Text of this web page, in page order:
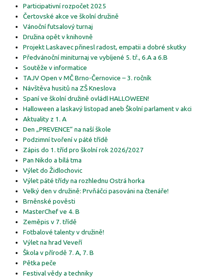
Participativní rozpočet 2025
Čertovské akce ve školní družině
Vánoční futsalový turnaj
Družina opět v knihovně
Projekt Laskavec přinesl radost, empatii a dobré skutky
Předvánoční miniturnaj ve vybíjené 5. tř., 6.A a 6.B
Soutěže v informatice
TAJV Open v MČ Brno-Černovice – 3. ročník
Návštěva husitů na ZŠ Kneslova
Spaní ve školní družině ovládl HALLOWEEN!
Halloween a laskavý listopad aneb Školní parlament v akci
Aktuality z 1. A
Den „PREVENCE“ na naší škole
Podzimní tvoření v páté třídě
Zápis do 1. tříd pro školní rok 2026/2027
Pan Nikdo a bílá tma
Výlet do Židlochovic
Výlet páté třídy na rozhlednu Ostrá horka
Velký den v družině: Prvňáčci pasováni na čtenáře!
Brněnské pověsti
MasterChef ve 4. B
Zeměpis v 7. třídě
Fotbalové talenty v družině!
Výlet na hrad Veveří
Škola v přírodě 7. A, 7. B
Pětka peče
Festival vědy a techniky